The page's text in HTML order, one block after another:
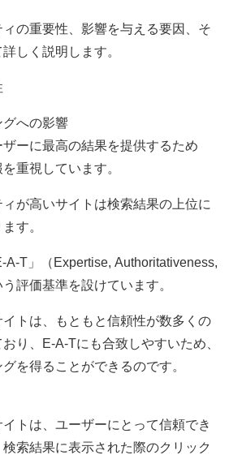
の重要性、影響を与える要因、そ
しく説明します。
への影響
ーに最高の結果を提供するため
重視しています。
が高いサイトは検索結果の上位に
す。
T」（Expertise, Authoritativeness,
評価基準を設けています。
トは、もともと信頼性が数多くの
り、E-A-Tにも合致しやすいため、
を得ることができるのです。
トは、ユーザーにとって信頼でき
索結果に表示された際のクリック